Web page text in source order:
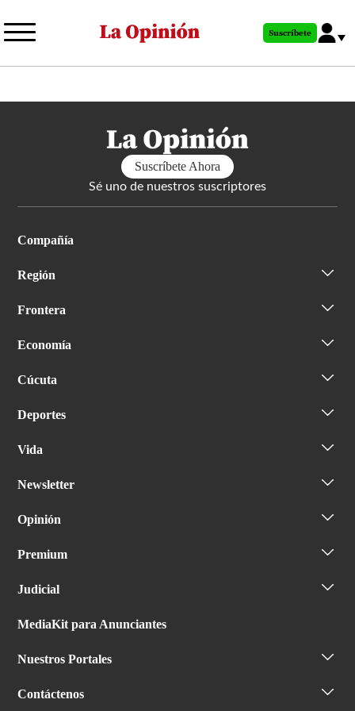
al
principal
Suscríbete
Suscríbete Ahora
Sé uno de nuestros suscriptores
Compañía
Región
Frontera
Economía
Cúcuta
Deportes
Vida
Newsletter
Opinión
Premium
Judicial
MediaKit para Anunciantes
Nuestros Portales
Contáctenos